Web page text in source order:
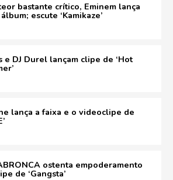
bastante crítico, Eminem lança
escute ‘Kamikaze’
e DJ Durel lançam clipe de ‘Hot
lança a faixa e o videoclipe de
ostenta empoderamento
de ‘Gangsta’